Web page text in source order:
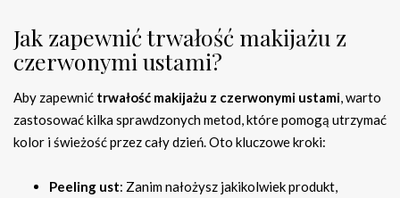
Jak zapewnić trwałość makijażu z
czerwonymi ustami?
Aby zapewnić trwałość makijażu z czerwonymi ustami, warto
zastosować kilka sprawdzonych metod, które pomogą utrzymać
kolor i świeżość przez cały dzień. Oto kluczowe kroki:
Peeling ust: Zanim nałożysz jakikolwiek produkt,